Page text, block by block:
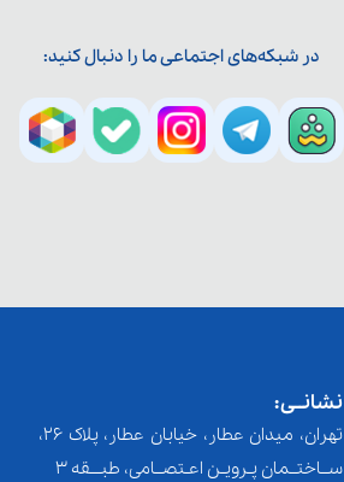
در شبکه‌های اجتماعی ما را دنبال کنید:
نشانــی:
تهران، میدان عطار، خیابان عطار، پلاک 26،
ســاختــمان پـرویـن اعـتصــامی، طبـــقه 3